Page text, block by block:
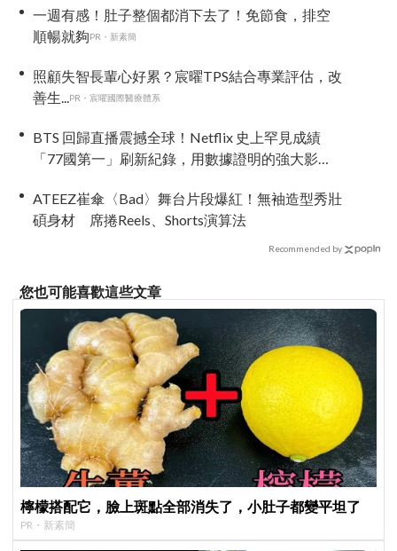
一週有感！肚子整個都消下去了！免節食，排空
順暢就夠PR・新素簡
照顧失智長輩心好累？宸曜TPS結合專業評估，改
善生...PR・宸曜國際醫療體系
BTS 回歸直播震撼全球！Netflix 史上罕見成績
「77國第一」刷新紀錄，用數據證明的強大影響
ATEEZ崔傘〈Bad〉舞台片段爆紅！無袖造型秀壯
碩身材 席捲Reels、Shorts演算法
Recommended by
您也可能喜歡這些文章
檸檬搭配它，臉上斑點全部消失了，小肚子都變平坦了
PR・新素簡